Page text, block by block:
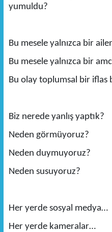
yumuldu?
Bu mesele yalnızca bir
Bu mesele yalnızca bir
Bu olay toplumsal bir iflas
Biz nerede yanlış yaptık?
Neden görmüyoruz?
Neden duymuyoruz?
Neden susuyoruz?
Her yerde sosyal medya…
Her yerde kameralar…